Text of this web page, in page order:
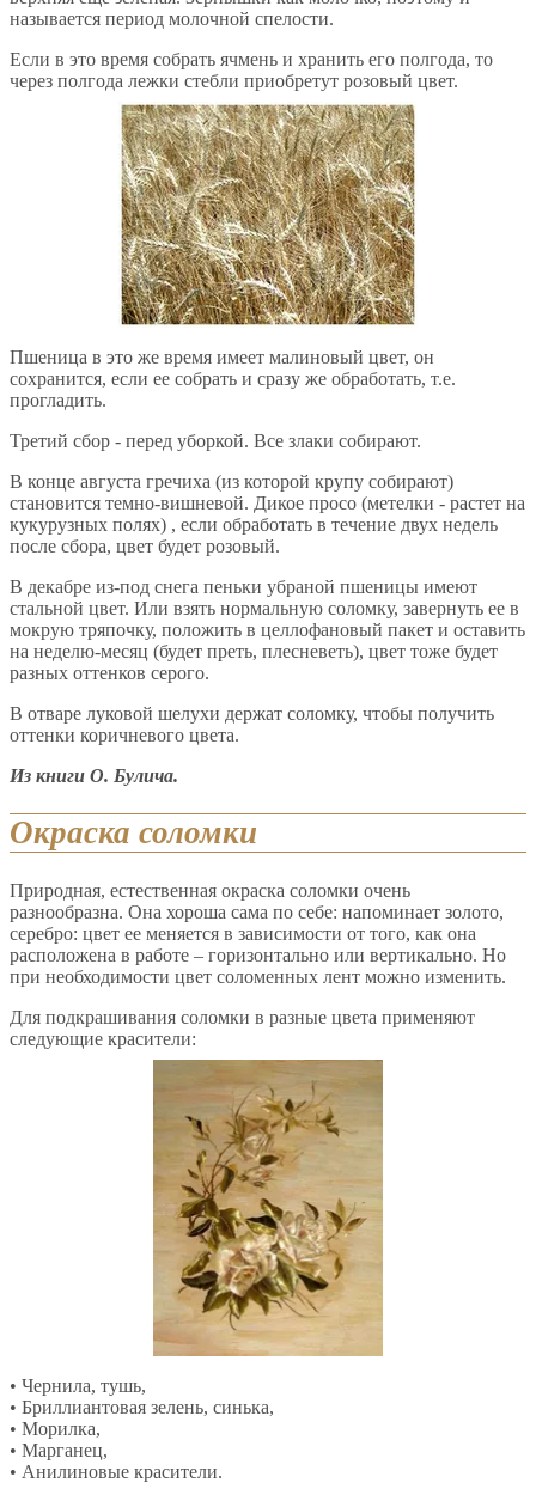
называется период молочной спелости.
Если в это время собрать ячмень и хранить его полгода, то
через полгода лежки стебли приобретут розовый цвет.
Пшеница в это же время имеет малиновый цвет, он
сохранится, если ее собрать и сразу же обработать, т.е.
прогладить.
Третий сбор - перед уборкой. Все злаки собирают.
В конце августа гречиха (из которой крупу собирают)
становится темно-вишневой. Дикое просо (метелки - растет на
кукурузных полях) , если обработать в течение двух недель
после сбора, цвет будет розовый.
В декабре из-под снега пеньки убраной пшеницы имеют
стальной цвет. Или взять нормальную соломку, завернуть ее в
мокрую тряпочку, положить в целлофановый пакет и оставить
на неделю-месяц (будет преть, плесневеть), цвет тоже будет
разных оттенков серого.
В отваре луковой шелухи держат соломку, чтобы получить
оттенки коричневого цвета.
Из книги О. Булича.
Окраска соломки
Природная, естественная окраска соломки очень
разнообразна. Она хороша сама по себе: напоминает золото,
серебро: цвет ее меняется в зависимости от того, как она
расположена в работе – горизонтально или вертикально. Но
при необходимости цвет соломенных лент можно изменить.
Для подкрашивания соломки в разные цвета применяют
следующие красители:
• Чернила, тушь,
• Бриллиантовая зелень, синька,
• Морилка,
• Марганец,
• Анилиновые красители.